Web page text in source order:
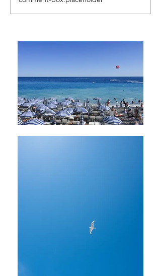
座について②